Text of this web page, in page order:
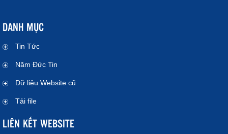
DANH MỤC
Tin Tức
Năm Đức Tin
Dữ liệu Website cũ
Tải file
LIÊN KẾT WEBSITE